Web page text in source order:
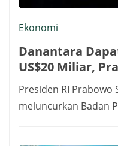
Ekonomi
Danantara
US$20 Miliar,
Presiden RI Prabowo
meluncurkan Badan